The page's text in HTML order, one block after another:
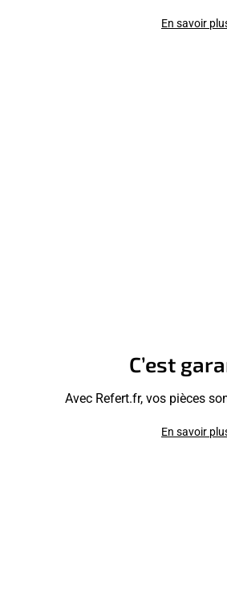
En savoir
C’est
Avec Refert.fr, vos pièces
En savoir